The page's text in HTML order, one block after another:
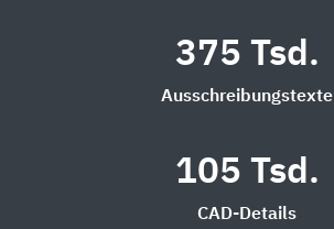
375 Tsd.
Ausschreibungstexte
105 Tsd.
CAD-Details